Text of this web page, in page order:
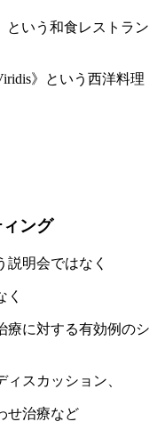
という和食レストラン
》という西洋料理
ング
明会ではなく
く
療に対する有効例のシ
スカッション、
せ治療など